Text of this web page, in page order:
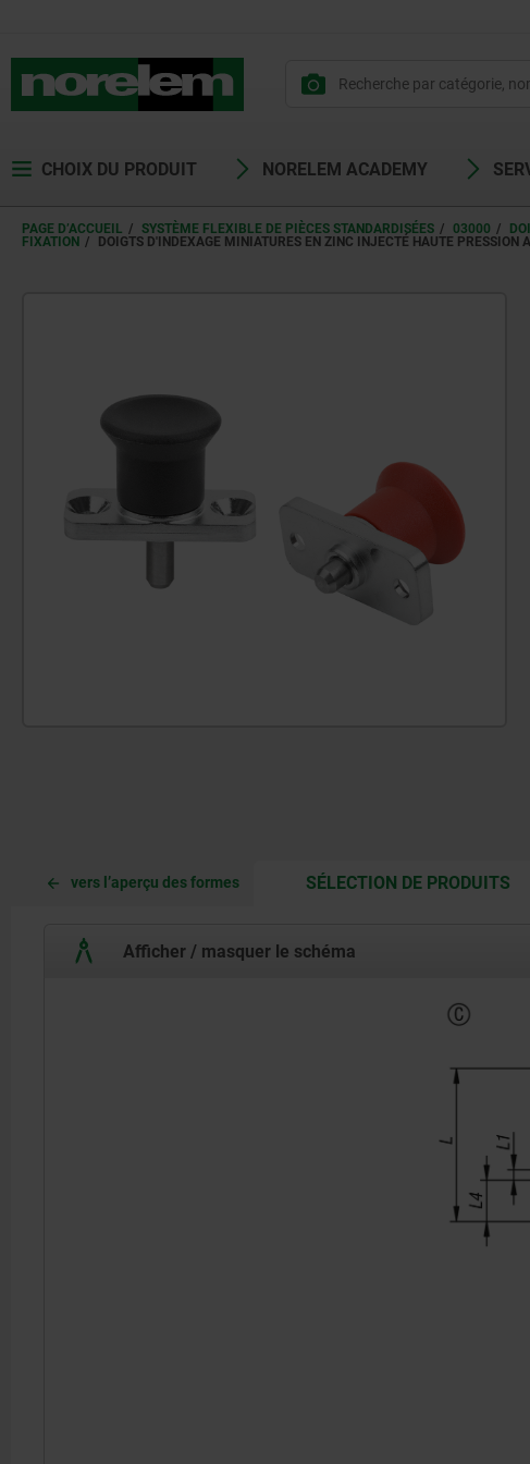
CHOIX DU PRODUIT NORELEM ACADEMY
PAGE D’ACCUEIL SYSTÈME FLEXIBLE DE PIÈCES STANDARDISÉES 03000
FIXATION
DOIGTS D'INDEXAGE MINIATURES EN ZINC INJECTÉ HAUTE
vers l’aperçu des formes SÉLECTION DE PRODUITS
Afficher / masquer le schéma